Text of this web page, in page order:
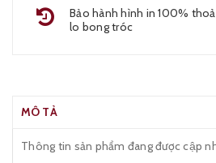
Bảo hành hình in 100%
lo bong tróc
MÔ TẢ
Thông tin sản phẩm đang được cập